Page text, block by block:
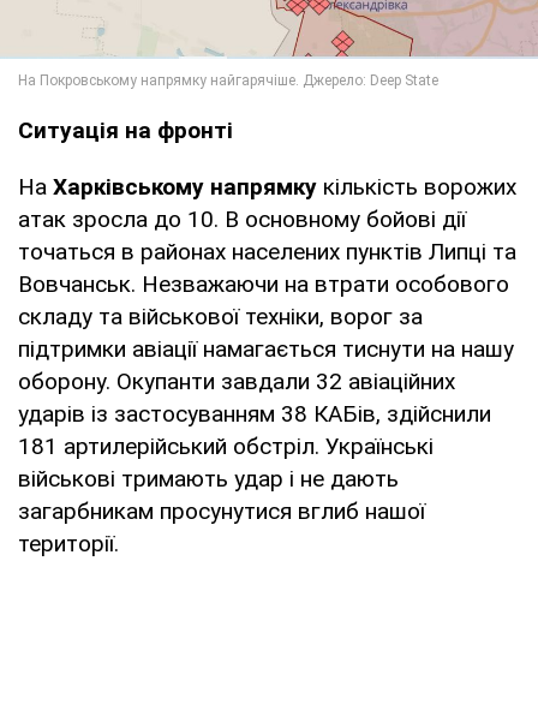
Ситуація на фронті
На Харківському напрямку кількість ворожих
атак зросла до 10. В основному бойові дії
точаться в районах населених пунктів Липці та
Вовчанськ. Незважаючи на втрати особового
складу та військової техніки, ворог за
підтримки авіації намагається тиснути на нашу
оборону. Окупанти завдали 32 авіаційних
ударів із застосуванням 38 КАБів, здійснили
181 артилерійський обстріл. Українські
військові тримають удар і не дають
загарбникам просунутися вглиб нашої
території.